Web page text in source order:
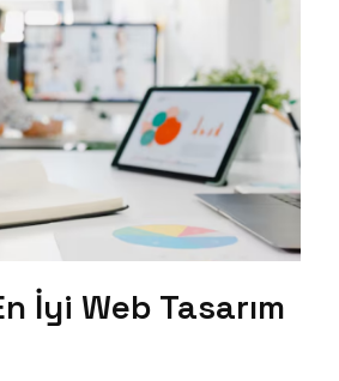
İyi Web Tasarım